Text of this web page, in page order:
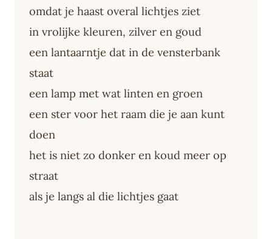
omdat je haast overal lichtjes ziet
in vrolijke kleuren, zilver en goud
een lantaarntje dat in de vensterbank
staat
een lamp met wat linten en groen
een ster voor het raam die je aan kunt
doen
het is niet zo donker en koud meer op
straat
als je langs al die lichtjes gaat